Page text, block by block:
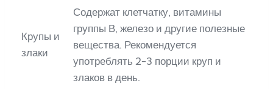
Крупы и
злаки
Содержат клетчатку, витамины
группы В, железо и другие полезные
вещества. Рекомендуется
употреблять 2-3 порции круп и
злаков в день.